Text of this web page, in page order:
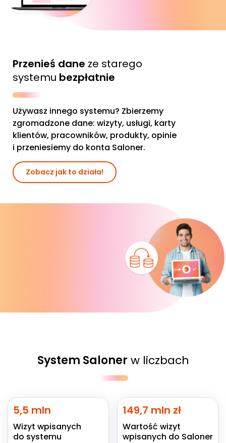
Przenieś dane ze starego
systemu bezpłatnie
Używasz innego systemu? Zbierzemy
zgromadzone dane: wizyty, usługi, karty
klientów, pracowników, produkty, opinie
i przeniesiemy do konta Saloner.
Zobacz jak to działa!
System Saloner w liczbach
5,5 mln
Wizyt wpisanych
do systemu
149,7 mln zł
Wartość wizyt
wpisanych do Saloner